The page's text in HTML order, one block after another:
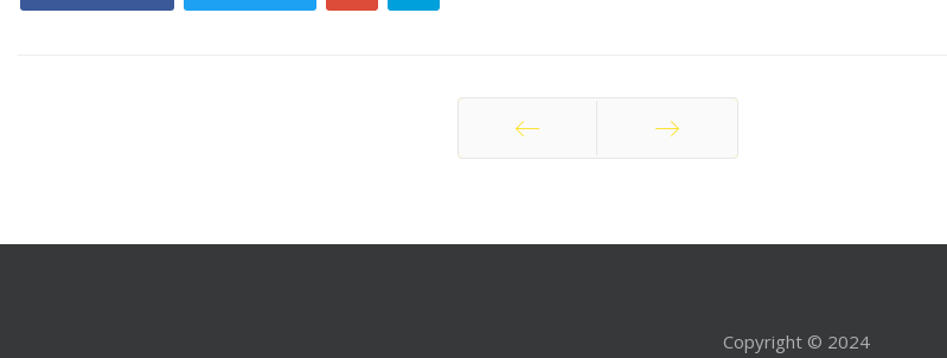
Copyright © 2024